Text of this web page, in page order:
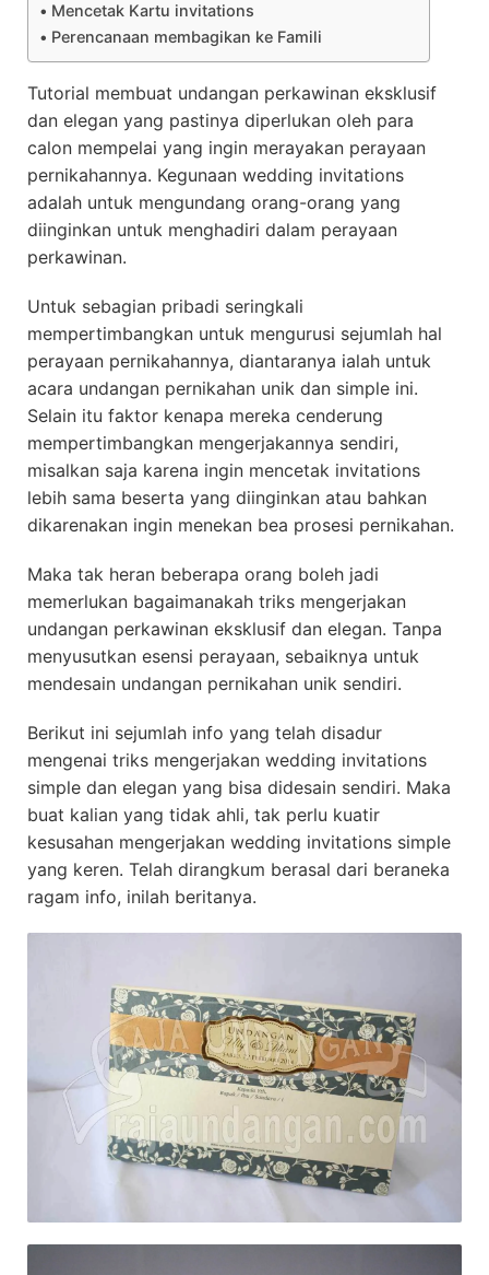
Mencetak Kartu invitations
Perencanaan membagikan ke Famili
Tutorial membuat undangan perkawinan eksklusif
dan elegan yang pastinya diperlukan oleh para
calon mempelai yang ingin merayakan perayaan
pernikahannya. Kegunaan wedding invitations
adalah untuk mengundang orang-orang yang
diinginkan untuk menghadiri dalam perayaan
perkawinan.
Untuk sebagian pribadi seringkali
mempertimbangkan untuk mengurusi sejumlah hal
perayaan pernikahannya, diantaranya ialah untuk
acara undangan pernikahan unik dan simple ini.
Selain itu faktor kenapa mereka cenderung
mempertimbangkan mengerjakannya sendiri,
misalkan saja karena ingin mencetak invitations
lebih sama beserta yang diinginkan atau bahkan
dikarenakan ingin menekan bea prosesi pernikahan.
Maka tak heran beberapa orang boleh jadi
memerlukan bagaimanakah triks mengerjakan
undangan perkawinan eksklusif dan elegan. Tanpa
menyusutkan esensi perayaan, sebaiknya untuk
mendesain undangan pernikahan unik sendiri.
Berikut ini sejumlah info yang telah disadur
mengenai triks mengerjakan wedding invitations
simple dan elegan yang bisa didesain sendiri. Maka
buat kalian yang tidak ahli, tak perlu kuatir
kesusahan mengerjakan wedding invitations simple
yang keren. Telah dirangkum berasal dari beraneka
ragam info, inilah beritanya.